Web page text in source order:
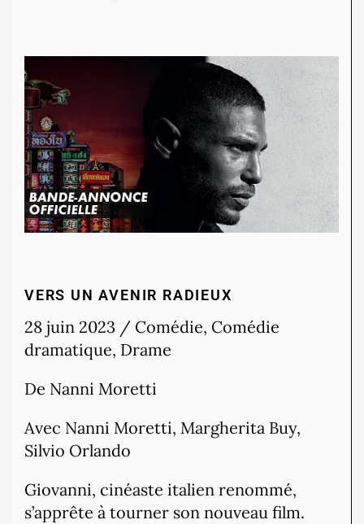
VERS UN AVENIR RADIEUX
28 juin 2023 / Comédie, Comédie
dramatique, Drame
De Nanni Moretti
Avec Nanni Moretti, Margherita Buy,
Silvio Orlando
Giovanni, cinéaste italien renommé,
s’apprête à tourner son nouveau film.